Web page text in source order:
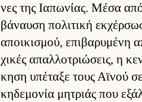
νες της Ια­πωνίας. Μέσα
βάναυση πολιτική
αποι­κισμού, επιβαρυμένη
χικές απαλ­λοτριώσεις, η
κηση υπέταξε τους Αϊνού
κηδεμονία μητριάς που